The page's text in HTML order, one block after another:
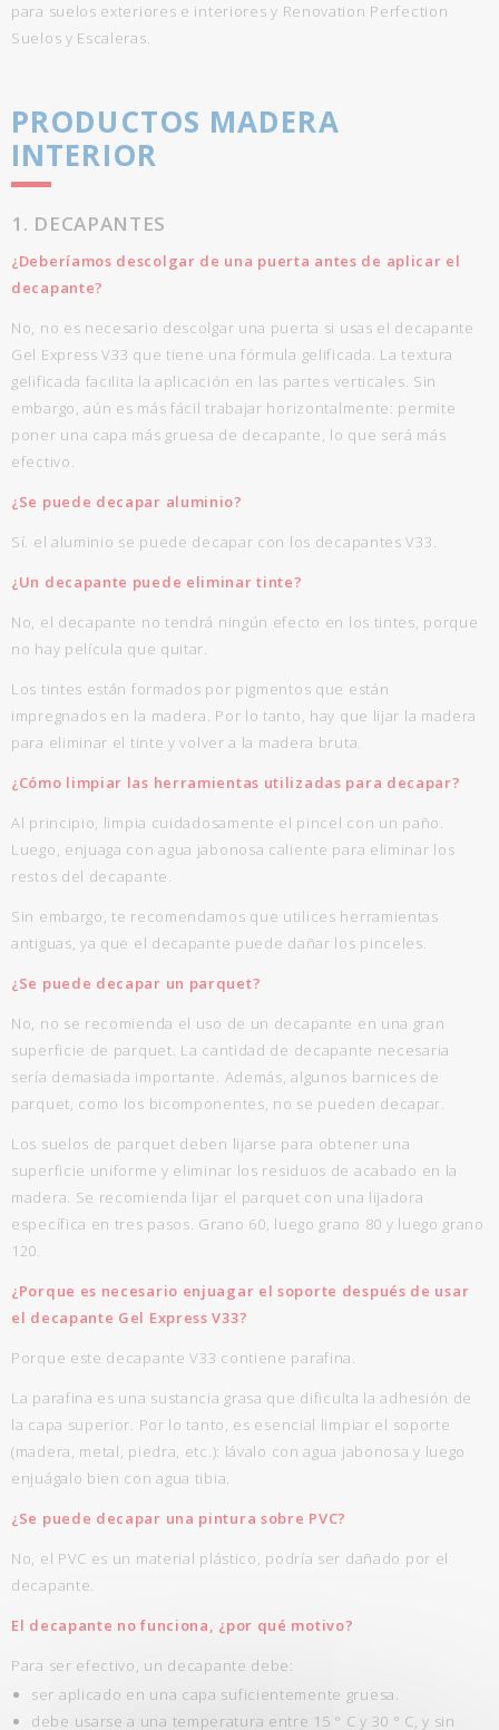
para suelos exteriores e interiores y Renovation Perfection
Suelos y Escaleras.
PRODUCTOS MADERA
INTERIOR
1. DECAPANTES
¿Deberíamos descolgar de una puerta antes de aplicar el
decapante?
No, no es necesario descolgar una puerta si usas el decapante
Gel Express V33 que tiene una fórmula gelificada. La textura
gelificada facilita la aplicación en las partes verticales. Sin
embargo, aún es más fácil trabajar horizontalmente: permite
poner una capa más gruesa de decapante, lo que será más
efectivo.
¿Se puede decapar aluminio?
Sí. el aluminio se puede decapar con los decapantes V33.
¿Un decapante puede eliminar tinte?
No, el decapante no tendrá ningún efecto en los tintes, porque
no hay película que quitar.
Los tintes están formados por pigmentos que están
impregnados en la madera. Por lo tanto, hay que lijar la madera
para eliminar el tinte y volver a la madera bruta.
¿Cómo limpiar las herramientas utilizadas para decapar?
Al principio, limpia cuidadosamente el pincel con un paño.
Luego, enjuaga con agua jabonosa caliente para eliminar los
restos del decapante.
Sin embargo, te recomendamos que utilices herramientas
antiguas, ya que el decapante puede dañar los pinceles.
¿Se puede decapar un parquet?
No, no se recomienda el uso de un decapante en una gran
superficie de parquet. La cantidad de decapante necesaria
sería demasiada importante. Además, algunos barnices de
parquet, como los bicomponentes, no se pueden decapar.
Los suelos de parquet deben lijarse para obtener una
superficie uniforme y eliminar los residuos de acabado en la
madera. Se recomienda lijar el parquet con una lijadora
específica en tres pasos. Grano 60, luego grano 80 y luego grano
120.
¿Porque es necesario enjuagar el soporte después de usar
el decapante Gel Express V33?
Porque este decapante V33 contiene parafina.
La parafina es una sustancia grasa que dificulta la adhesión de
la capa superior. Por lo tanto, es esencial limpiar el soporte
(madera, metal, piedra, etc.): lávalo con agua jabonosa y luego
enjuágalo bien con agua tibia.
¿Se puede decapar una pintura sobre PVC?
No, el PVC es un material plástico, podría ser dañado por el
decapante.
El decapante no funciona, ¿por qué motivo?
Para ser efectivo, un decapante debe:
ser aplicado en una capa suficientemente gruesa.
debe usarse a una temperatura entre 15 ° C y 30 ° C, y sin